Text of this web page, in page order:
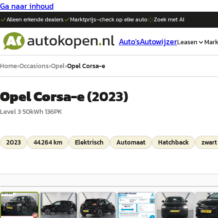
Ga naar inhoud
Alleen erkende dealers Marktprijs-check op elkeauto Zoek met AI
Auto'sAutowijzerLeasen
Home›Occasions›Opel›Opel Corsa-e
Opel Corsa-e(2023)
Level 3 50kWh 136PK
2023 44.264 km Elektrisch Automaat Hatchback zwart